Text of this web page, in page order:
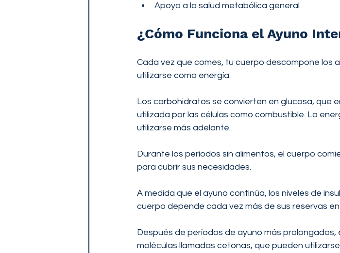
Apoyo a la salud metabólica general
¿Cómo Funciona el Ayuno
Cada vez que comes, tu cuerpo descompone los
utilizarse como energía.
Los carbohidratos se convierten en glucosa, que
utilizada por las células como combustible. La
utilizarse más adelante.
Durante los períodos sin alimentos, el cuerpo
para cubrir sus necesidades.
A medida que el ayuno continúa, los niveles de
cuerpo depende cada vez más de sus reservas
Después de períodos de ayuno más
moléculas llamadas cetonas, que pueden